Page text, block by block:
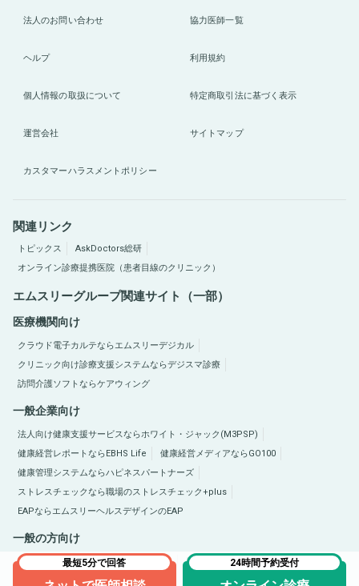
最短5分で回答 24時間予約受付
法人のお問い合わせ 協力医師一覧
ヘルプ 利用規約
個人情報の取扱について 特定商取引法に基づく表示
運営会社 サイトマップ
カスタマーハラスメントポリシー
関連リンク
トピックス
AskDoctors総研
オンライン診療提携医院（患者目線のクリニック）
エムスリーグループ関連サイト（一部）
医療機関向け
クラウド電子カルテならエムスリーデジカル
クリニック向け診療支援システムならデジスマ診療
訪問介護ソフトならケアウィング
一般企業向け
法人向け健康支援サービスならホワイト・ジャック(M3PSP)
健康経営レポートならEBHS Life
健康経営メディアならGO100
健康管理システムならハピネスパートナーズ
ストレスチェックなら職場のストレスチェック+plus
EAPならエムスリーヘルスデザインのEAP
一般の方向け
医療総合サイトQLife（キューライフ） 肥満症総合サイトならひまんラボ